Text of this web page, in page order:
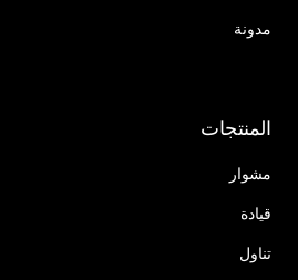
مدونة
المنتجات
مشوار
قيادة
تناول